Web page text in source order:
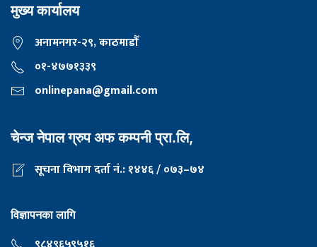
मुख्य कार्यालय
अनामनगर-२९, काठमाडाैँ
०१-४७७१३३९
onlinepana@gmail.com
चेन्ज नेपाल ग्रुप अफ कम्पनी प्रा.लि,
सूचना विभाग दर्ता नं.: १४४६ / ०७३–७४
विज्ञापनका लागि